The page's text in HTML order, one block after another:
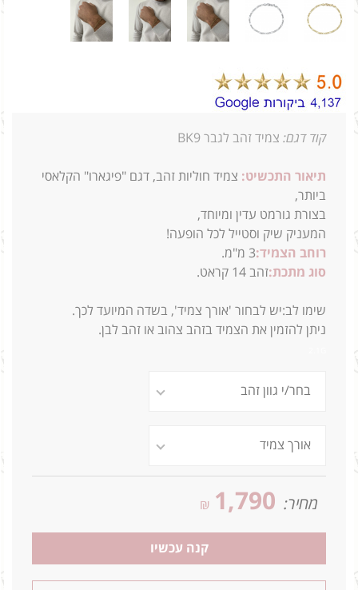
קוד דגם: צמיד זהב לגבר BK9
תיאור התכשיט: צמיד חוליות זהב, דגם "פיגארו" הקלאסי
ביותר,
בצורת גורמט עדין ומיוחד,
המעניק שיק וסטייל לכל הופעה!
רוחב הצמיד:3 מ"מ.
סוג מתכת:זהב 14 קראט.
שימו לב:יש לבחור 'אורך צמיד', בשדה המיועד לכך.
ניתן להזמין את הצמיד בזהב צהוב או זהב לבן.
מחיר: 1,790
₪
קנה עכשיו